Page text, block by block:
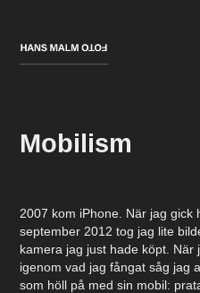
Mobilism
2007 kom iPhone. När jag gick
september 2012 tog jag lite
kamera jag just hade köpt.
igenom vad jag fångat såg jag
som höll på med sin mobil: